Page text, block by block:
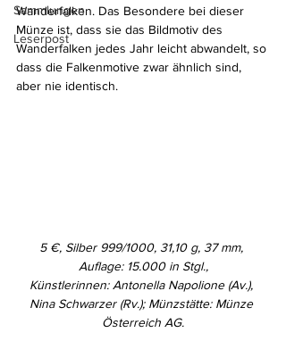
Sammlungen
Leserpost
Wanderfalken. Das Besondere bei dieser
Münze ist, dass sie das Bildmotiv des
Wanderfalken jedes Jahr leicht abwandelt, so
dass die Falkenmotive zwar ähnlich sind,
aber nie identisch.
5 €, Silber 999/1000, 31,10 g, 37 mm,
Auflage: 15.000 in Stgl.,
Künstlerinnen: Antonella Napolione (Av.),
Nina Schwarzer (Rv.); Münzstätte: Münze
Österreich AG.